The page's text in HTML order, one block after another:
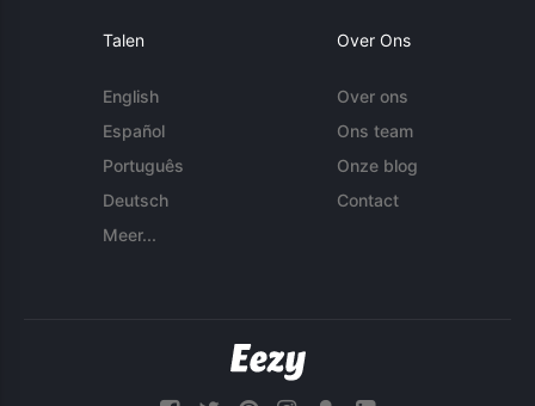
Talen
English
Español
Português
Deutsch
Meer...
Over Ons
Over ons
Ons team
Onze blog
Contact